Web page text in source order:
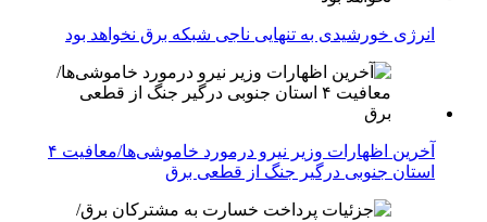
انرژی خورشیدی به تنهایی ناجی شبکه برق نخواهد بود
آخرین اظهارات وزیر نیرو درمورد خاموشی‌ها/معافیت ۴
استان جنوبی درگیر جنگ از قطعی برق